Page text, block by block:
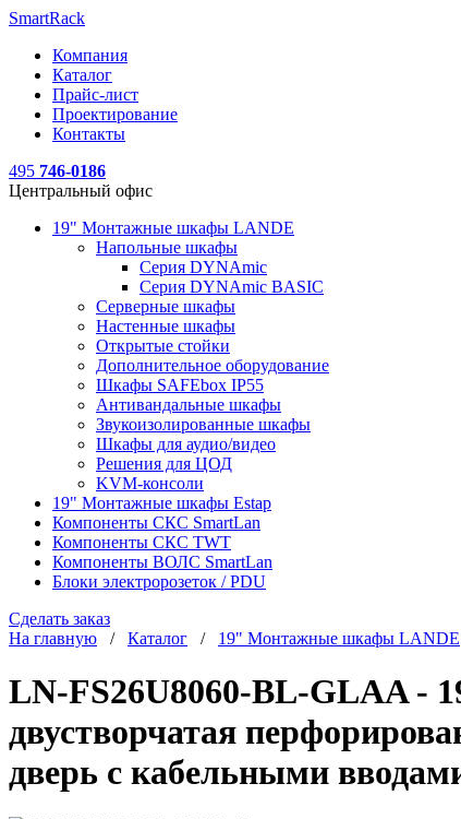
SmartRack
Компания
Каталог
Прайс-лист
Проектирование
Контакты
495 746-0186
Центральный офис
19" Монтажные шкафы LANDE
Напольные шкафы
Серия DYNAmic
Серия DYNAmic BASIC
Серверные шкафы
Настенные шкафы
Открытые стойки
Дополнительное оборудование
Шкафы SAFEbox IP55
Антивандальные шкафы
Звукоизолированные шкафы
Шкафы для аудио/видео
Решения для ЦОД
KVM-консоли
19" Монтажные шкафы Estap
Компоненты СКС SmartLan
Компоненты СКС TWT
Компоненты ВОЛС SmartLan
Блоки электророзеток / PDU
Сделать заказ
На главную / Каталог / 19" Монтажные шкафы LANDE
LN-FS26U8060-BL-GLAA -
двустворчатая
дверь с кабельными